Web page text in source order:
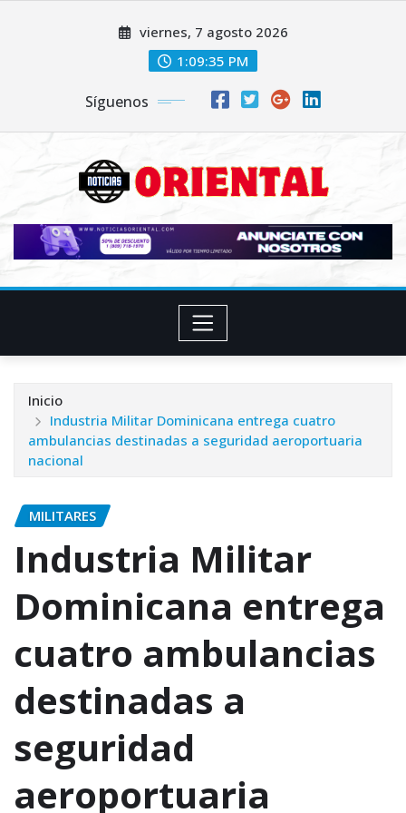
viernes, 7 agosto 2026
1:09:37 PM
Síguenos
Inicio
Industria Militar Dominicana entrega cuatro
ambulancias destinadas a seguridad aeroportuaria
nacional
MILITARES
Industria Militar
Dominicana entrega
cuatro ambulancias
destinadas a
seguridad
aeroportuaria